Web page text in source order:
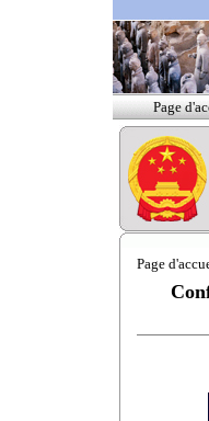
Page
Page